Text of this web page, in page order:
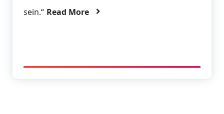
sein.“ Read More